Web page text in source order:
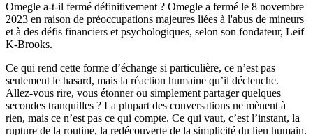
Omegle a-t-il fermé définitivement ? Omegle a fermé le 8 novembre
2023 en raison de préoccupations majeures liées à l'abus de mineurs
et à des défis financiers et psychologiques, selon son fondateur, Leif
K-Brooks.
Ce qui rend cette forme d’échange si particulière, ce n’est pas
seulement le hasard, mais la réaction humaine qu’il déclenche.
Allez-vous rire, vous étonner ou simplement partager quelques
secondes tranquilles ? La plupart des conversations ne mènent à
rien, mais ce n’est pas ce qui compte. Ce qui vaut, c’est l’instant, la
rupture de la routine, la redécouverte de la simplicité du lien humain.